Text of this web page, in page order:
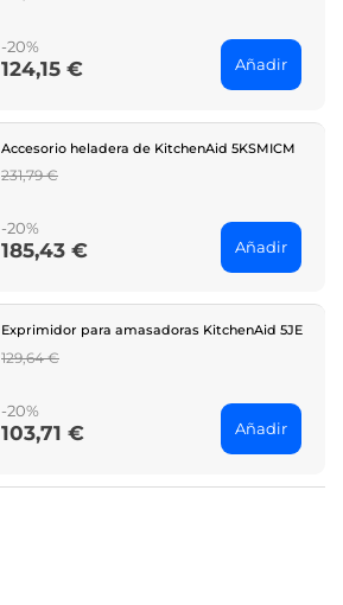
-20%
Price
124,15 € Añadir
Accesorio heladera de KitchenAid 5KSMICM
Regular
231,79 €
-20%
Price
185,43 € Añadir
Exprimidor para amasadoras KitchenAid 5JE
Regular
129,64 €
-20%
Price
103,71 € Añadir